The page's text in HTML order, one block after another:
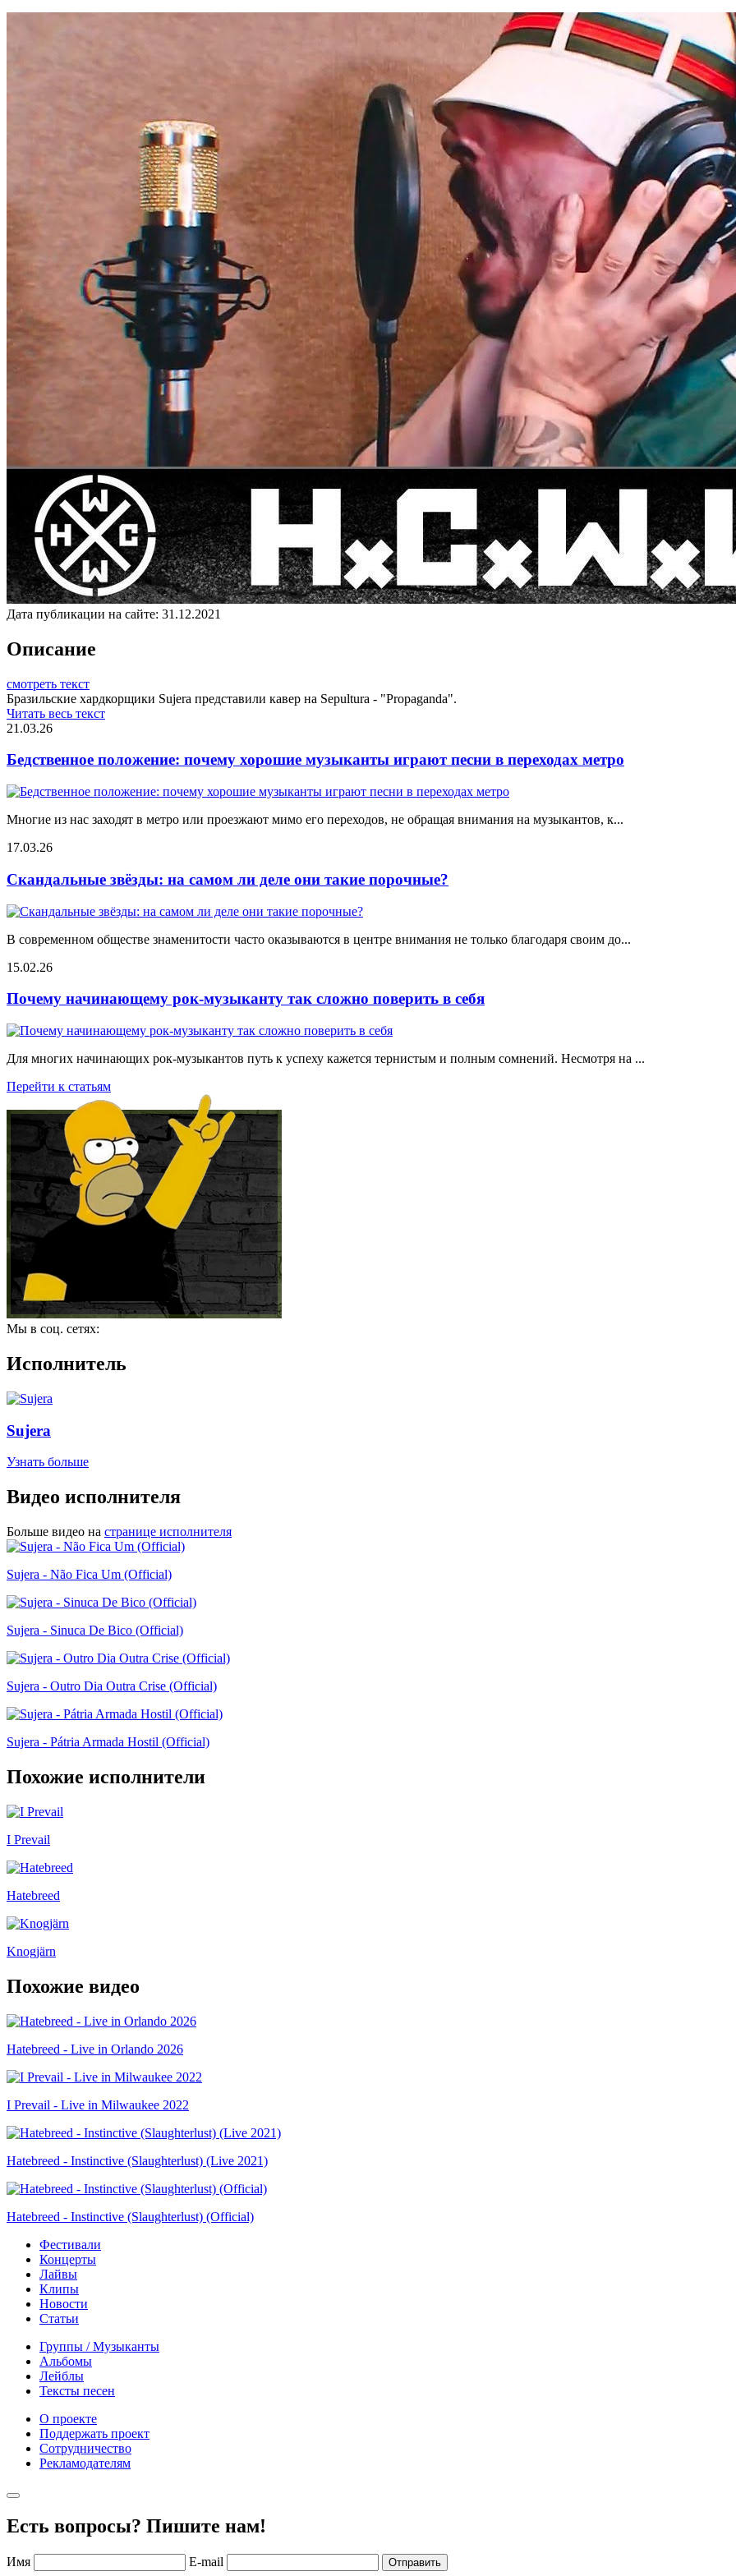
Дата публикации на сайте: 31.12.2021
Описание
смотреть текст
Бразильские хардкорщики Sujera представили кавер на Sepultura - "Propaganda".
Читать весь текст
21.03.26
Бедственное положение: почему хорошие музыканты играют песни в переходах метро
Многие из нас заходят в метро или проезжают мимо его переходов, не обращая внимания на музыкантов, к...
17.03.26
Скандальные звёзды: на самом ли деле они такие порочные?
В современном обществе знаменитости часто оказываются в центре внимания не только благодаря своим до...
15.02.26
Почему начинающему рок-музыканту так сложно поверить в себя
Для многих начинающих рок-музыкантов путь к успеху кажется тернистым и полным сомнений. Несмотря на ...
Перейти к статьям
Мы в соц. сетях:
Исполнитель
Sujera
Узнать больше
Видео исполнителя
Больше видео на странице исполнителя
Sujera - Não Fica Um (Official)
Sujera - Sinuca De Bico (Official)
Sujera - Outro Dia Outra Crise (Official)
Sujera - Pátria Armada Hostil (Official)
Похожие исполнители
I Prevail
Hatebreed
Knogjärn
Похожие видео
Hatebreed - Live in Orlando 2026
I Prevail - Live in Milwaukee 2022
Hatebreed - Instinctive (Slaughterlust) (Live 2021)
Hatebreed - Instinctive (Slaughterlust) (Official)
Фестивали
Концерты
Лайвы
Клипы
Новости
Статьи
Группы / Музыканты
Альбомы
Лейблы
Тексты песен
О проекте
Поддержать проект
Сотрудничество
Рекламодателям
Есть вопросы? Пишите нам!
Имя E-mail